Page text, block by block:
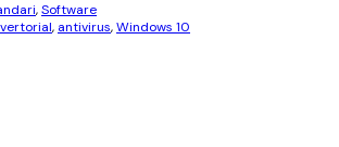
,Software
, antivirus,Windows 10